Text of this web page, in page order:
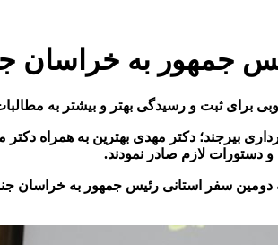
جمهور به خراسان
برای ثبت و رسیدگی بهتر و بیشتر به
بیرجند؛ دکتر مهدی بهترین به همراه
دستورات لازم صادر نمودند.
سفر استانی رئیس جمهور به خراسان